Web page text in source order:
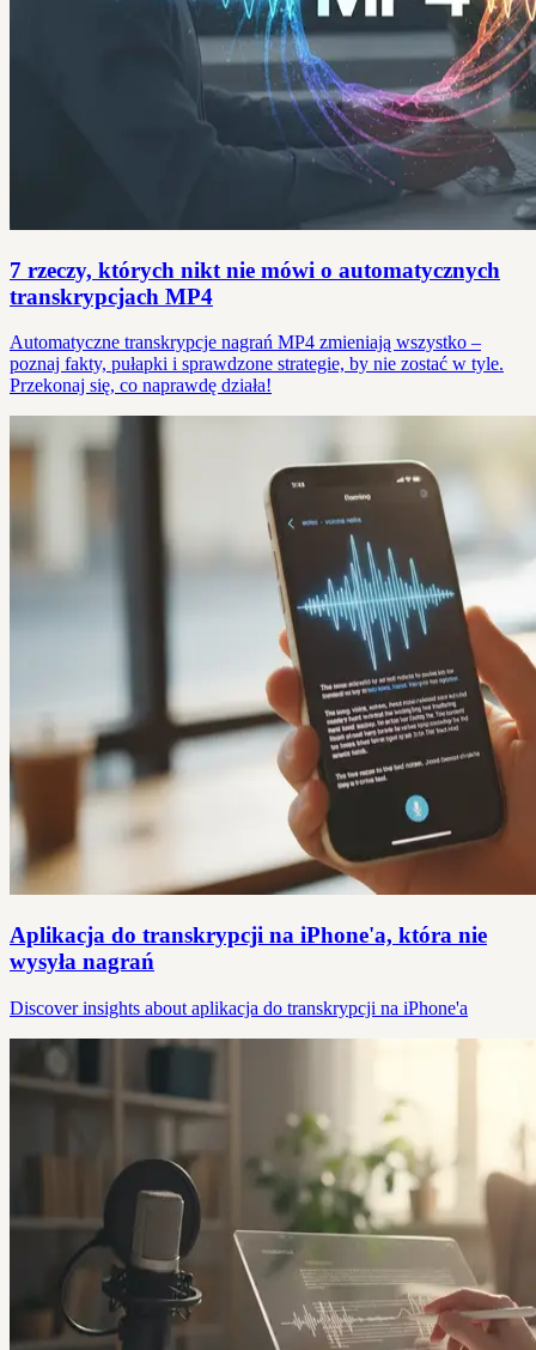
7 rzeczy, których nikt nie mówi o automatycznych
transkrypcjach MP4
Automatyczne transkrypcje nagrań MP4 zmieniają wszystko –
poznaj fakty, pułapki i sprawdzone strategie, by nie zostać w tyle.
Przekonaj się, co naprawdę działa!
Aplikacja do transkrypcji na iPhone'a, która nie
wysyła nagrań
Discover insights about aplikacja do transkrypcji na iPhone'a